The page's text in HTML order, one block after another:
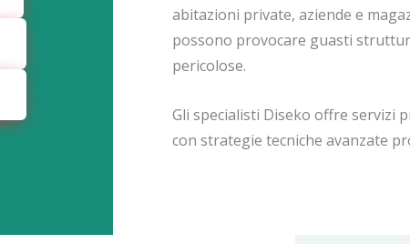
abitazioni private, aziende e
possono provocare guasti
pericolose.
Gli specialisti Diseko offre servizi
con strategie tecniche avanzate